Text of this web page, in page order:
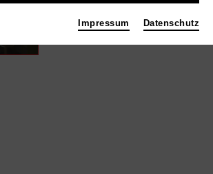
Ton
Foto 2018 realistfilm Gerd Kroske
Impressum Datenschutz